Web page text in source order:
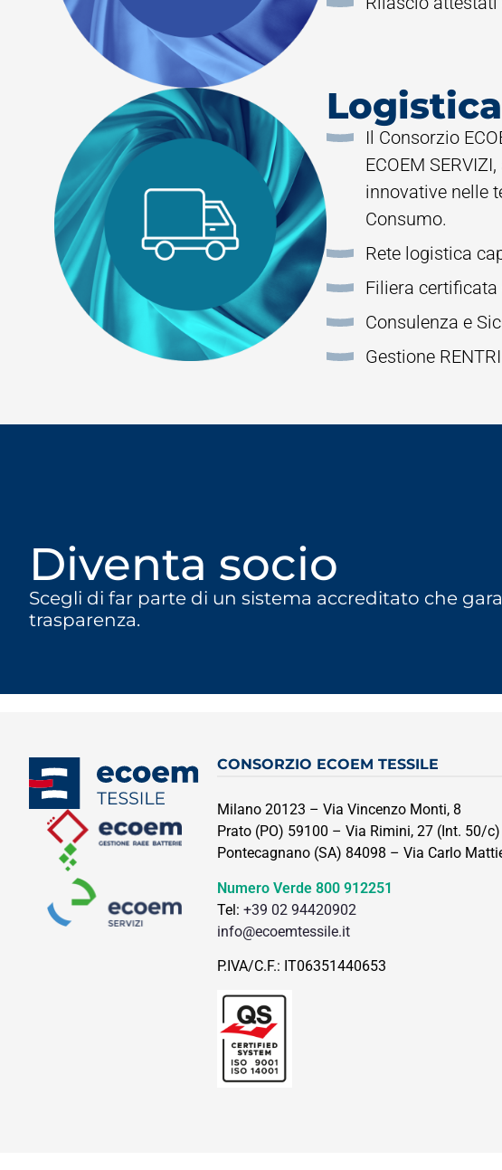
Il Consorzio
ECOEM
innovative nelle
Consumo.
Rete logistica
Filiera
Consulenza e
Gestione RENTRI
Diventa socio
Scegli di far parte di un sistema accreditato che
trasparenza.
CONSORZIO ECOEM TESSILE
Milano 20123 – Via Vincenzo Monti, 8
Prato (PO) 59100 – Via Rimini, 27 (Int. 50/c)
Pontecagnano (SA) 84098 – Via Carlo
Numero Verde800 912251
Tel:+39 02 94420902
info@ecoemtessile.it
P.IVA/C.F.: IT06351440653